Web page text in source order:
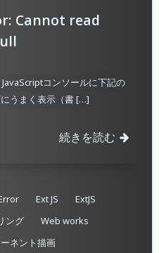
Cannot read
コンソールに下記の
うまく表示（書 […]
続きを読む
Ext JS
ExtJS
ング
Web works
ネント描画